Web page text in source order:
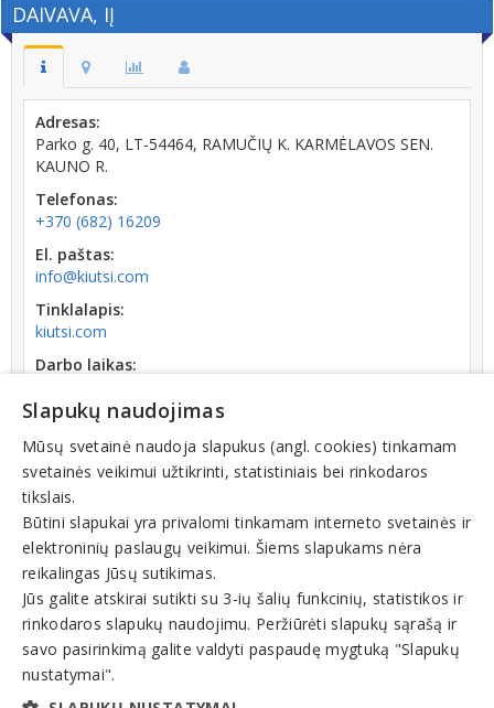
DAIVAVA, IĮ
Adresas:
Parko g. 40, LT-54464, RAMUČIŲ K. KARMĖLAVOS SEN.
KAUNO R.
Telefonas:
+370 (682) 16209
El. paštas:
info@kiutsi.com
Tinklalapis:
kiutsi.com
Darbo laikas:
Kodas:
302595343
Registracijos data:
2011-02-19
Veiklos sritys
Drabužiai, aksesuarai, priedai
Slapukų naudojimas
Mūsų svetainė naudoja slapukus (angl. cookies) tinkamam
svetainės veikimui užtikrinti, statistiniais bei rinkodaros
tikslais.
Būtini slapukai yra privalomi tinkamam interneto svetainės ir
elektroninių paslaugų veikimui. Šiems slapukams nėra
reikalingas Jūsų sutikimas.
Jūs galite atskirai sutikti su 3-ių šalių funkcinių, statistikos ir
rinkodaros slapukų naudojimu. Peržiūrėti slapukų sąrašą ir
savo pasirinkimą galite valdyti paspaudę mygtuką "Slapukų
nustatymai".